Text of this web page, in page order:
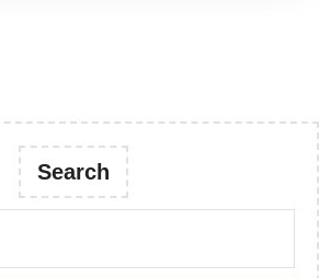
Search